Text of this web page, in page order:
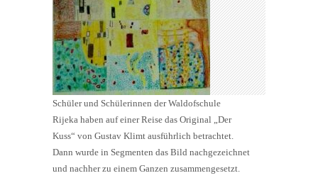
Schüler und Schülerinnen der Waldofschule
Rijeka haben auf einer Reise das Original „Der
Kuss“ von Gustav Klimt ausführlich betrachtet.
Dann wurde in Segmenten das Bild nachgezeichnet
und nachher zu einem Ganzen zusammengesetzt.